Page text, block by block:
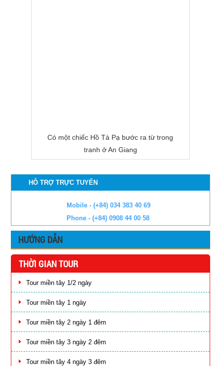
Có một chiếc Hồ Tà Pạ bước ra từ trong
tranh ở An Giang
HỖ TRỢ TRỰC TUYẾN
Mobile - (+84) 034 383 40 69
Phone - (+84) 0908 44 00 58
HƯỚNG DẪN
THỜI GIAN TOUR
Tour miền tây 1/2 ngày
Tour miền tây 1 ngày
Tour miền tây 2 ngày 1 đêm
Tour miền tây 3 ngày 2 đêm
Tour miền tây 4 ngày 3 đêm